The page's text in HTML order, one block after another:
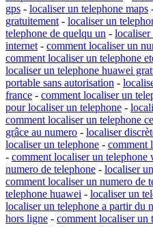
gps - localiser un telephone maps
gratuitement - localiser un
telephone de quelqu un - localiser
internet - comment localiser un
comment localiser un telephone
localiser un telephone huawei
portable sans autorisation -
france - comment localiser un
pour localiser un telephone -
comment localiser un telephone
grâce au numero - localiser
localiser un telephone - comment
- comment localiser un telephone
numero de telephone - localiser
comment localiser un numero de
telephone huawei - localiser un
localiser un telephone a partir du
hors ligne - comment localiser un